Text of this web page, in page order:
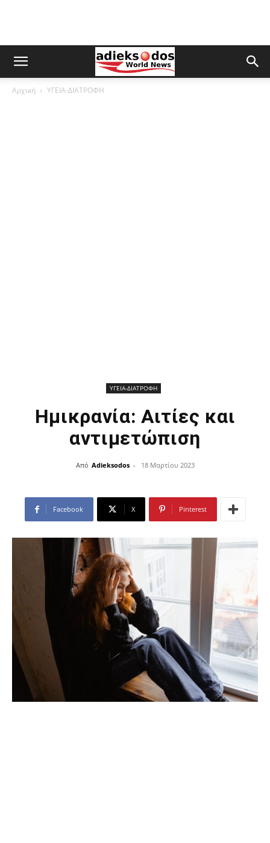
Αρχική ΥΓΕΙΑ-ΔΙΑΤΡΟΦΗ
ΥΓΕΙΑ-ΔΙΑΤΡΟΦΗ
Hμικρανία: Αιτίες και
αντιμετώπιση
Από Adieksodos - 18 Μαρτίου 2023
Facebook X Pinterest